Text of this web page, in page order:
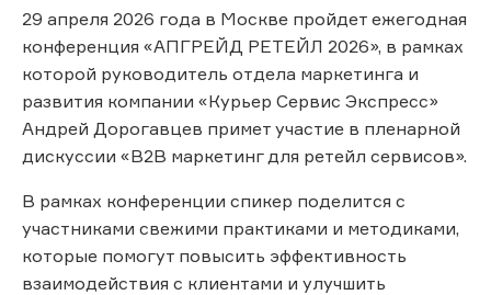
29 апреля 2026 года в Москве пройдет ежегодная
конференция «АПГРЕЙД РЕТЕЙЛ 2026», в рамках
которой руководитель отдела маркетинга и
развития компании «Курьер Сервис Экспресс»
Андрей Дорогавцев примет участие в пленарной
дискуссии «B2B маркетинг для ретейл сервисов».
В рамках конференции спикер поделится с
участниками свежими практиками и методиками,
которые помогут повысить эффективность
взаимодействия с клиентами и улучшить